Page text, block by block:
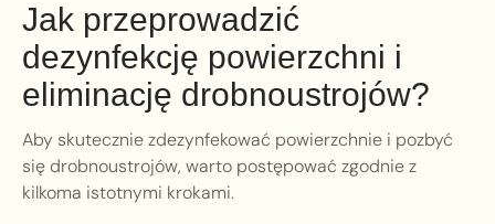
Jak przeprowadzić
dezynfekcję powierzchni i
eliminację drobnoustrojów?
Aby skutecznie zdezynfekować powierzchnie i pozbyć
się drobnoustrojów, warto postępować zgodnie z
kilkoma istotnymi krokami.